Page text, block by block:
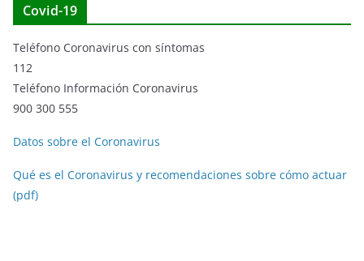
Covid-19
Teléfono Coronavirus con síntomas
112
Teléfono Información Coronavirus
900 300 555
Datos sobre el Coronavirus
Qué es el Coronavirus y recomendaciones sobre cómo actuar
(pdf)